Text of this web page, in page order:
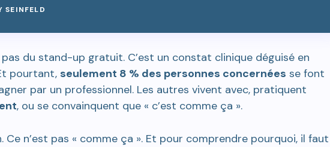
SEINFELD
pas du stand-up gratuit. C’est un constat clinique déguisé en
pourtant,seulement 8 % des personnes concernéesse font
par un professionnel. Les autres vivent avec, pratiquent
, ou se convainquent que « c’est comme ça ».
Ce n’est pas « comme ça ». Et pour comprendre pourquoi, il faut